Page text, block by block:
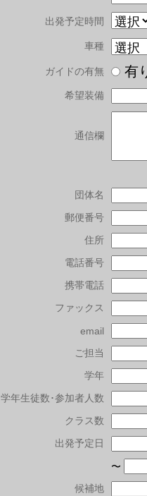
出発予定時間
車種
ガイドの有無
希望装備
通信欄
団体名
郵便番号
住所
電話番号
携帯電話
ファックス
email
ご担当
学年
学年生徒数･参加者人数
クラス数
出発予定日
〜
候補地